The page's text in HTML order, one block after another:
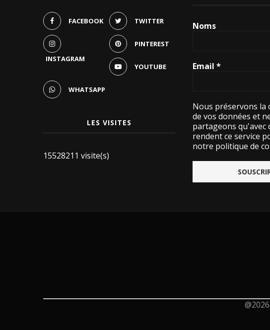
FACEBOOK TWITTER
INSTAGRAM
PINTEREST
YOUTUBE
WHATSAPP
LES VISITES
15528211 visite(s)
Noms
Email*
Nous préservons la
de vos données et
partageons qu'avec
rendent ce service
notre politique de